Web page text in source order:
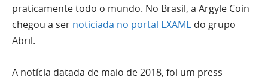
praticamente todo o mundo. No Brasil, a Argyle Coin
chegou a ser noticiada no portal EXAME do grupo
Abril.
A notícia datada de maio de 2018, foi um press